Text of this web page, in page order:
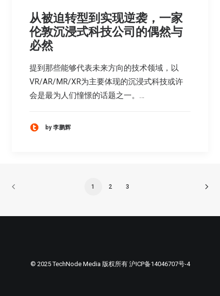
从被迫转型到实现逆袭，一家
伦敦沉浸式科技公司的偶然与
必然
提到那些能够代表未来方向的技术领域，以
VR/AR/MR/XR为主要体现的沉浸式科技或许
会是最为人们憧憬的话题之一。…
by 李鹏辉
1 2 3
© 2025 TechNode Media 版权所有 沪ICP备14046707号-4